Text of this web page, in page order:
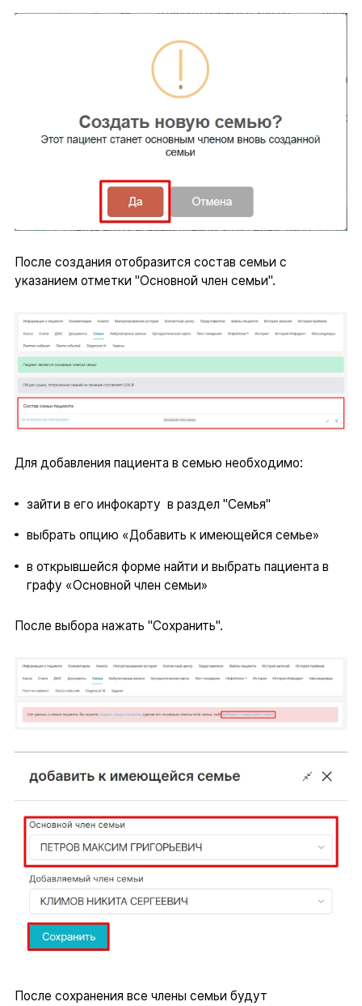
После создания отобразится состав семьи с
указанием отметки "Основной член семьи".
Для добавления пациента в семью необходимо:
зайти в его инфокарту в раздел "Семья"
выбрать опцию «Добавить к имеющейся семье»
в открывшейся форме найти и выбрать пациента в
графу «Основной член семьи»
После выбора нажать "Сохранить".
После сохранения все члены семьи будут